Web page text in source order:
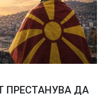
ПРЕСТАНУВА ДА